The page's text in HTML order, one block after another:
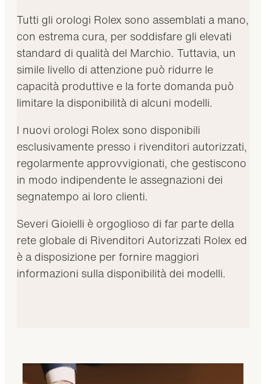
Tutti gli orologi Rolex sono assemblati a mano,
con estrema cura, per soddisfare gli elevati
standard di qualità del Marchio. Tuttavia, un
simile livello di attenzione può ridurre le
capacità produttive e la forte domanda può
limitare la disponibilità di alcuni modelli.
I nuovi orologi Rolex sono disponibili
esclusivamente presso i rivenditori autorizzati,
regolarmente approvvigionati, che gestiscono
in modo indipendente le assegnazioni dei
segnatempo ai loro clienti.
Severi Gioielli è orgoglioso di far parte della
rete globale di Rivenditori Autorizzati Rolex ed
è a disposizione per fornire maggiori
informazioni sulla disponibilità dei modelli.